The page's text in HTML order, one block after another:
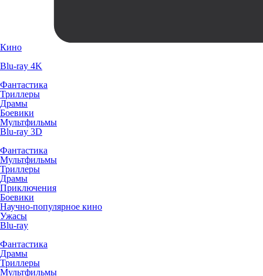
Кино
Blu-ray 4K
Фантастика
Триллеры
Драмы
Боевики
Мультфильмы
Blu-ray 3D
Фантастика
Мультфильмы
Триллеры
Драмы
Приключения
Боевики
Научно-популярное кино
Ужасы
Blu-ray
Фантастика
Драмы
Триллеры
Мультфильмы